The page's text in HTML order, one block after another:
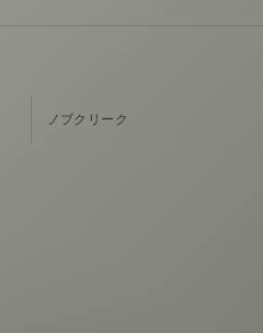
ノブクリーク